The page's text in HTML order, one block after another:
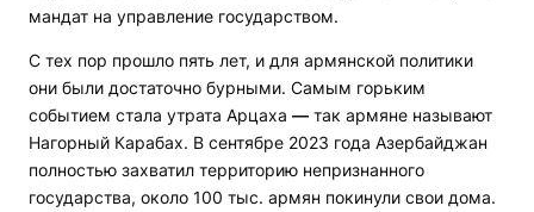
мандат на управление государством.
С тех пор прошло пять лет, и для армянской политики
они были достаточно бурными. Самым горьким
событием стала утрата Арцаха — так армяне называют
Нагорный Карабах. В сентябре 2023 года Азербайджан
полностью захватил территорию непризнанного
государства, около 100 тыс. армян покинули свои дома.